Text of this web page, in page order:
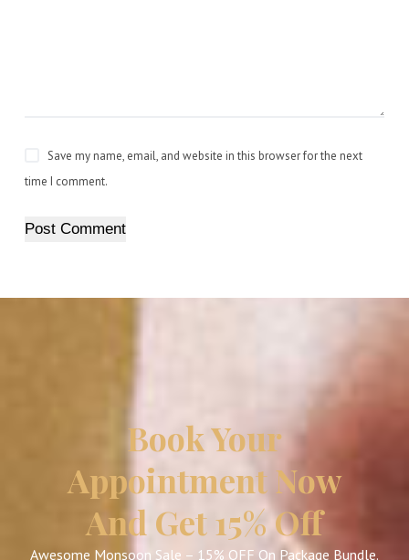
Save my name, email, and website in this browser for the next
time I comment.
Post Comment
Book Your
Appointment Now
And Get 15% Off
Awesome Monsoon Sale – 15% OFF On Package Bundle.